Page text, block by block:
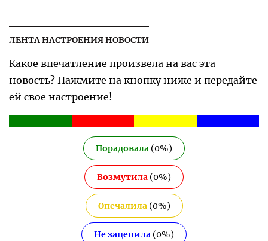
ЛЕНТА НАСТРОЕНИЯ НОВОСТИ
Какое впечатление произвела на вас эта
новость? Нажмите на кнопку ниже и передайте
ей свое настроение!
Порадовала (0%)
Возмутила (0%)
Опечалила(0%)
Не зацепила (0%)